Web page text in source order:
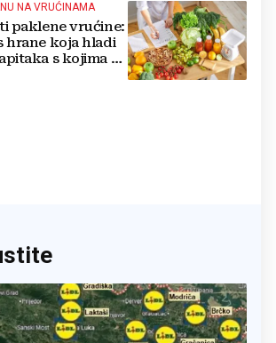
NA VRUĆINAMA
paklene vrućine:
hrane koja hladi
s kojima si